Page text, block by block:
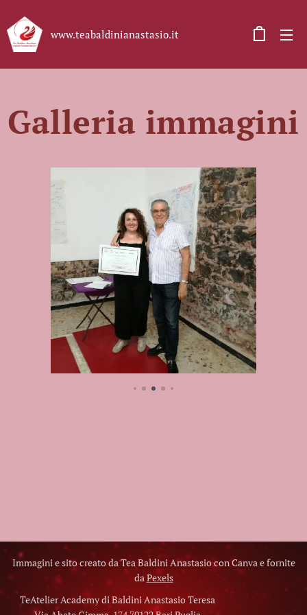
www.teabaldinianastasio.it
Galleria immagini
Immagini e sito creato da Tea Baldini Anastasio con Canva e fornite
daPexels
TeAtelier Academy di Baldini Anastasio Teresa